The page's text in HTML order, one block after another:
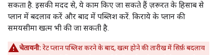
सकता है. इसकी मदद से, ये काम किए जा सकते हैं ज़रूरत के हिसाब से
प्लान में बदलाव करें और बाद में पब्लिश करें. किराये के प्लान की
समयसीमा खत्म भी की जा सकती है.
चेतावनी: रेट प्लान पब्लिश करने के बाद, खत्म होने की तारीख में सिर्फ़ बदलाव